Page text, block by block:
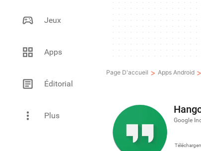
Jeux
Apps
Éditorial
Plus
Page D'accueil > Apps Android >
Google